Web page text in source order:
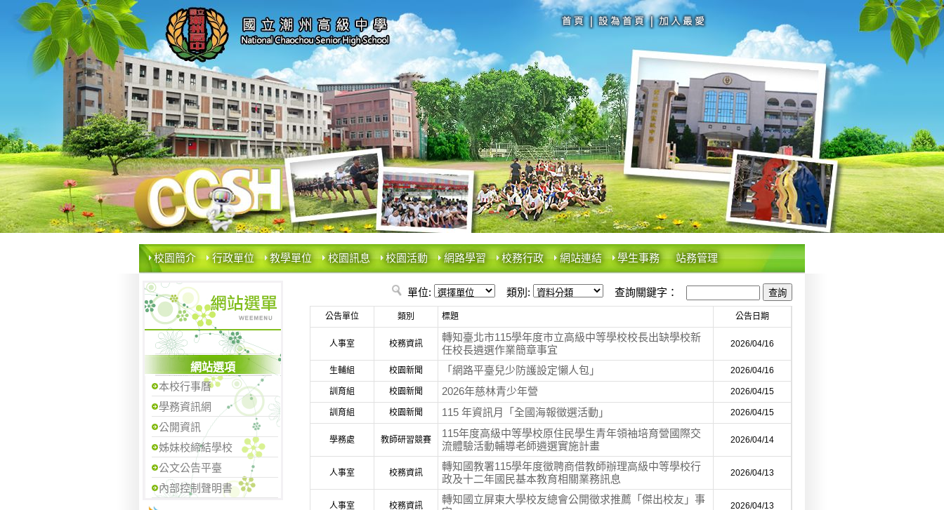
校園簡介 行政單位 教學單位 校園訊息 校園活動 網路學習 校務行政 網站連結 學生事務 站務管理
網站選項
本校行事曆
學務資訊網
公開資訊
姊妹校締結學校
公文公告平臺
內部控制聲明書
單位: 類別: 查詢關鍵字：
公告單位 類別 標題 公告日期
人事室 校務資訊
轉知臺北市115學年度市立高級中等學校校長出缺學校新
任校長遴選作業簡章事宜
2026/04/16
生輔組 校園新聞 「網路平臺兒少防護設定懶人包」 2026/04/16
訓育組 校園新聞 2026年慈林青少年營 2026/04/15
訓育組 校園新聞 115 年資訊月「全國海報徵選活動」 2026/04/15
學務處 教師研習競賽
115年度高級中等學校原住民學生青年領袖培育營國際交
流體驗活動輔導老師遴選實施計畫
2026/04/14
人事室 校務資訊
轉知國教署115學年度徵聘商借教師辦理高級中等學校行
政及十二年國民基本教育相關業務訊息
2026/04/13
人事室 校務資訊
轉知國立屏東大學校友總會公開徵求推薦「傑出校友」事
2026/04/13